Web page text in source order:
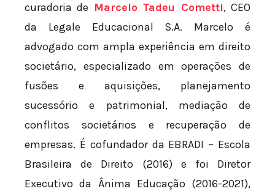
curadoria de Marcelo Tadeu Cometti, CEO
da Legale Educacional S.A. Marcelo é
advogado com ampla experiência em direito
societário, especializado em operações de
fusões e aquisições, planejamento
sucessório e patrimonial, mediação de
conflitos societários e recuperação de
empresas. É cofundador da EBRADI – Escola
Brasileira de Direito (2016) e foi Diretor
Executivo da Ânima Educação (2016-2021),